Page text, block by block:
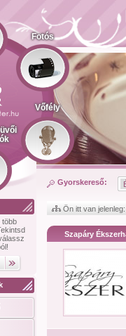
Fotós
Vőfély
több
Gyorskereső:
Ön itt van jelenleg:
Szapáry